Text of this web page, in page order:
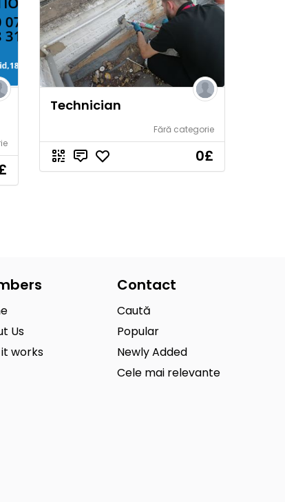
Technician
Fără categorie
0£
Us
works
Contact
Caută
Popular
Newly Added
Cele mai relevante